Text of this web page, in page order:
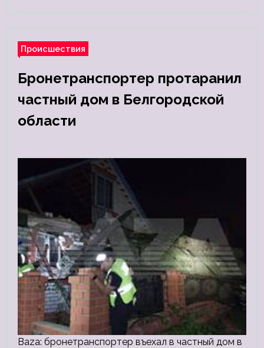
Происшествия
Бронетранспортер протаранил
частный дом в Белгородской
области
Baza: бронетранспортер въехал в частный дом в